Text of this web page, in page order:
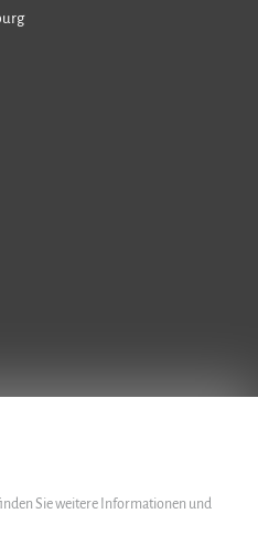
Sie weitere Informationen und